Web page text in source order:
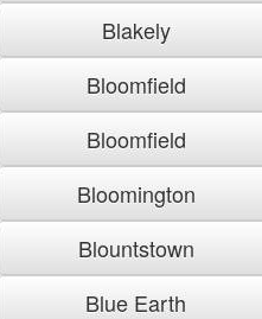
Blakely
Bloomfield
Bloomfield
Bloomington
Blountstown
Blue Earth